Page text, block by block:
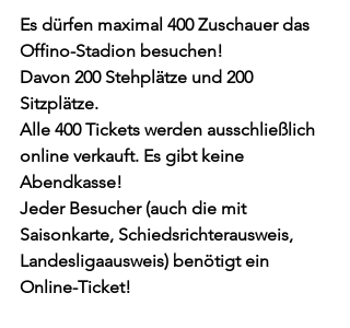
Es dürfen maximal 400 Zuschauer das
Offino-Stadion besuchen!
Davon 200 Stehplätze und 200
Sitzplätze.
Alle 400 Tickets werden ausschließlich
online verkauft. Es gibt keine
Abendkasse!
Jeder Besucher (auch die mit
Saisonkarte, Schiedsrichterausweis,
Landesligaausweis) benötigt ein
Online-Ticket!